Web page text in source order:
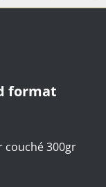
format
couché 300gr